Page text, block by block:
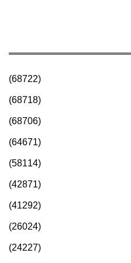
(68722)
(68718)
(68706)
(64671)
(58114)
(42871)
(41292)
(26024)
(24227)